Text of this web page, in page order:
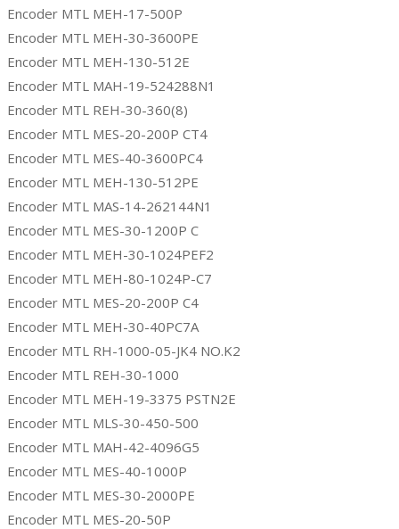
Encoder MTL MEH-17-500P
Encoder MTL MEH-30-3600PE
Encoder MTL MEH-130-512E
Encoder MTL MAH-19-524288N1
Encoder MTL REH-30-360(8)
Encoder MTL MES-20-200P CT4
Encoder MTL MES-40-3600PC4
Encoder MTL MEH-130-512PE
Encoder MTL MAS-14-262144N1
Encoder MTL MES-30-1200P C
Encoder MTL MEH-30-1024PEF2
Encoder MTL MEH-80-1024P-C7
Encoder MTL MES-20-200P C4
Encoder MTL MEH-30-40PC7A
Encoder MTL RH-1000-05-JK4 NO.K2
Encoder MTL REH-30-1000
Encoder MTL MEH-19-3375 PSTN2E
Encoder MTL MLS-30-450-500
Encoder MTL MAH-42-4096G5
Encoder MTL MES-40-1000P
Encoder MTL MES-30-2000PE
Encoder MTL MES-20-50P